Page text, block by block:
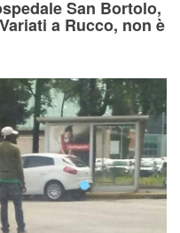
San Bortolo,
a Rucco, non è